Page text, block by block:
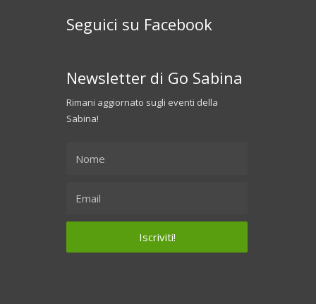
Seguici su Facebook
Newsletter di Go Sabina
Rimani aggiornato sugli eventi della
Sabina!